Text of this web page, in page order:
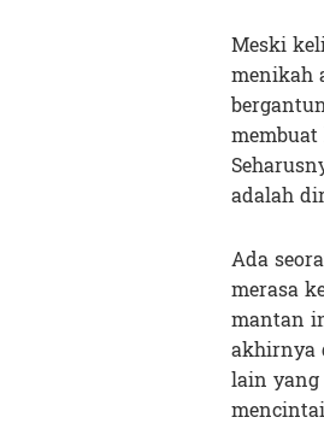
Meski
menikah
adalah
Ada
merasa
mantan
akhirnya
lain